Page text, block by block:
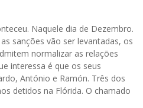
Naquele dia de Dezembro.
sanções vão ser levantadas, os
normalizar as relações
interessa é que os seus
António e Ramón. Três dos
detidos na Flórida. O chamado